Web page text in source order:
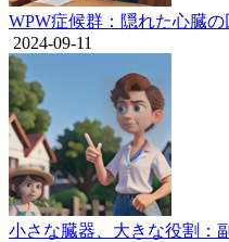
WPW症候群：隠れた心臓の
2024-09-11
小さな臓器、大きな役割：